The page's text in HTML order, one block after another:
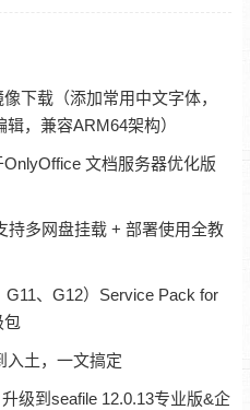
下载（添加常用中文字体，
，兼容ARM64架构）
文档服务器优化版
持多网盘挂载 + 部署使用全教
、G12）Service Pack for
包
入土，一文搞定
级到seafile 12.0.13专业版&企